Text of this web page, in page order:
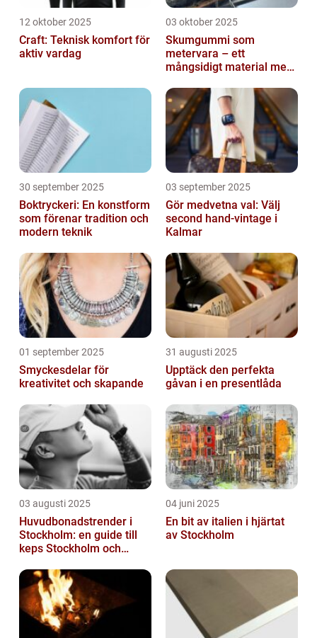
12 oktober 2025
Craft: Teknisk komfort för
aktiv vardag
03 oktober 2025
Skumgummi som
metervara – ett
mångsidigt material med
användningsområden
30 september 2025
Boktryckeri: En konstform
som förenar tradition och
modern teknik
03 september 2025
Gör medvetna val: Välj
second hand-vintage i
Kalmar
01 september 2025
Smyckesdelar för
kreativitet och skapande
31 augusti 2025
Upptäck den perfekta
gåvan i en presentlåda
03 augusti 2025
Huvudbonadstrender i
Stockholm: en guide till
keps Stockholm och
04 juni 2025
En bit av italien i hjärtat
av Stockholm